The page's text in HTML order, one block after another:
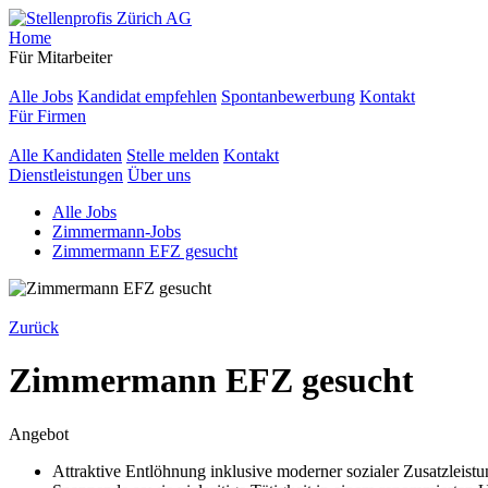
Home
Für Mitarbeiter
Alle Jobs Kandidat empfehlen Spontanbewerbung Kontakt
Für Firmen
Alle Kandidaten Stelle melden Kontakt
Dienstleistungen Über uns
Alle Jobs
Zimmermann-Jobs
Zimmermann EFZ gesucht
Zurück
Zimmermann EFZ gesucht
Angebot
Attraktive Entlöhnung inklusive moderner sozialer